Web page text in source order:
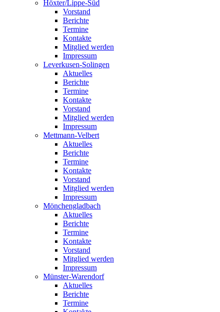
Höxter/Lippe-Süd
Vorstand
Berichte
Termine
Kontakte
Mitglied werden
Impressum
Leverkusen-Solingen
Aktuelles
Berichte
Termine
Kontakte
Vorstand
Mitglied werden
Impressum
Mettmann-Velbert
Aktuelles
Berichte
Termine
Kontakte
Vorstand
Mitglied werden
Impressum
Mönchengladbach
Aktuelles
Berichte
Termine
Kontakte
Vorstand
Mitglied werden
Impressum
Münster-Warendorf
Aktuelles
Berichte
Termine